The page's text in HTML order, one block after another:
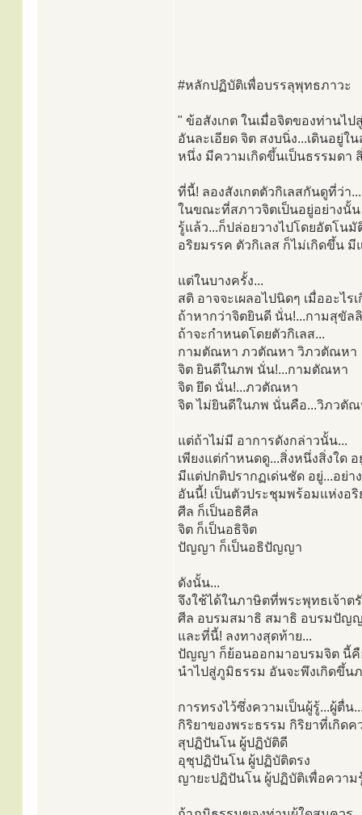
#หลักปฏิบัติเพื่อบรรลุพุทธภาวะ
" ข้อสังเกต ในเมื่อจิตของท่านไป
อันละเอียด จิต สงบนิ่ง...เดินอยู่
หนึ่ง มีความเกิดขึ้นเป็นธรรมดา
ที่นี้! ลองสังเกตตัวกิเลสกันดูที่ว่า...
ในขณะที่สภาวจิตเป็นอยู่อย่างนั้
รู้แล้ว...ก็ปล่อยวางไปโดยอัตโน
อริยมรรค ตัวกิเลส ก็ไม่เกิดขึ้น มี
แต่ในบางครั้ง...
สติ อาจจะเผลอไปนิดๆ เมื่ออะไร
ถ้าหากว่าจิตยินดี นั่น!...กามสุขัล
ถ้าจะกำหนดโดยตัวกิเลส...
กามตัณหา ภวตัณหา วิภวตัณหา
จิต ยินดีในภพ นั่น!...กามตัณหา
จิต ยึด นั่น!...ภวตัณหา
จิต ไม่ยินดีในภพ นั่นคือ...วิภวตั
แต่ถ้าไม่มี อาการดังกล่าวนั้น...
เพียงแต่กำหนดดู...สิ่งหนึ่งสิ่งใด
มีแต่ปกติปรากฏเด่นชัด อยู่...อย่า
อันนี้! เป็นตัวประชุมพร้อมแห่งอ
ศีล ก็เป็นอธิศีล
จิต ก็เป็นอธิจิต
ปัญญา ก็เป็นอธิปัญญา
ดังนั้น...
จึงใช้ได้ในภาษิตที่พระพุทธเจ้าต
ศีล อบรมสมาธิ สมาธิ อบรมปัญ
และที่นี้! ลงทางสุดท้าย...
ปัญญา ก็ย้อนออกมาอบรมจิต นี้คื
นำไปสู่ภูมิธรรม อันจะพึงเกิดขึ้น
การทรงไว้ซึ่งความเป็นผู้รู้...ผู้ตื่
กิริยาของพระธรรม กิริยาที่เกิด
สุปฏิปันโน ผู้ปฏิบัติดี
อุชุปฏิปันโน ผู้ปฏิบัติตรง
ญายะปฏิปันโน ผู้ปฏิบัติเพื่อความ